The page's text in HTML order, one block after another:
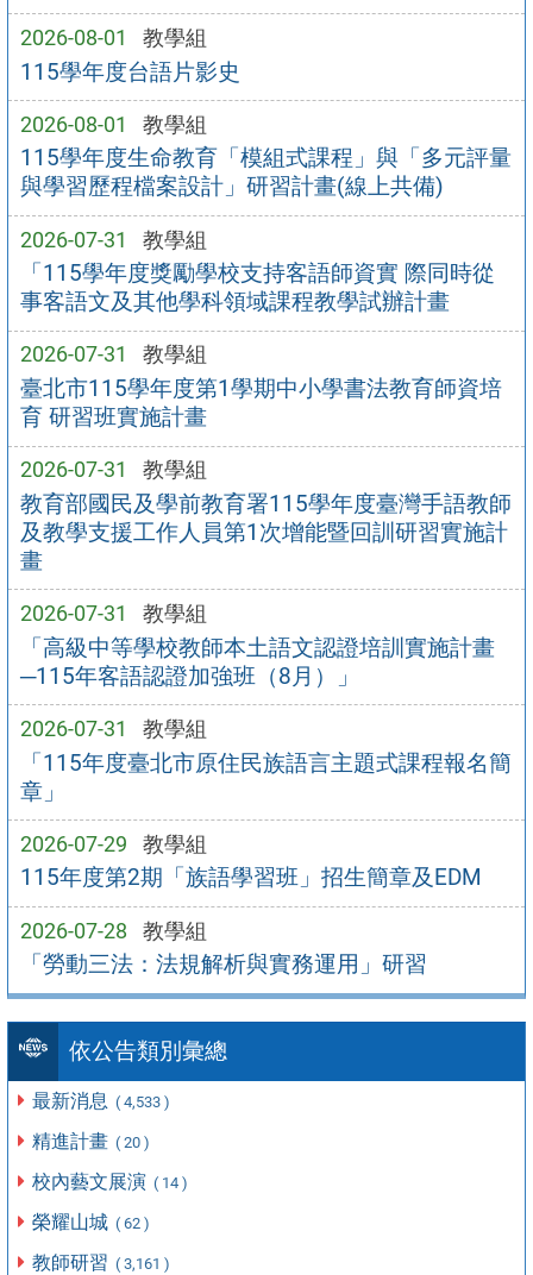
2026-08-01 教學組
115學年度台語片影史
2026-08-01 教學組
115學年度生命教育「模組式課程」與「多元評量
與學習歷程檔案設計」研習計畫(線上共備)
2026-07-31 教學組
「115學年度獎勵學校支持客語師資實 際同時從
事客語文及其他學科領域課程教學試辦計畫
2026-07-31 教學組
臺北市115學年度第1學期中小學書法教育師資培
育 研習班實施計畫
2026-07-31 教學組
教育部國民及學前教育署115學年度臺灣手語教師
及教學支援工作人員第1次增能暨回訓研習實施計
畫
2026-07-31 教學組
「高級中等學校教師本土語文認證培訓實施計畫
─115年客語認證加強班（8月）」
2026-07-31 教學組
「115年度臺北市原住民族語言主題式課程報名簡
章」
2026-07-29 教學組
115年度第2期「族語學習班」招生簡章及EDM
2026-07-28 教學組
「勞動三法：法規解析與實務運用」研習
依公告類別彙總
最新消息 ( 4,533 )
精進計畫 ( 20 )
校內藝文展演 ( 14 )
榮耀山城 ( 62 )
教師研習 ( 3,161 )